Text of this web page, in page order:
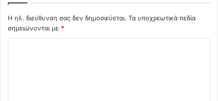
Η ηλ. διεύθυνση σας δεν δημοσιεύεται. Τα υποχρεωτικά πεδία
σημειώνονται με *